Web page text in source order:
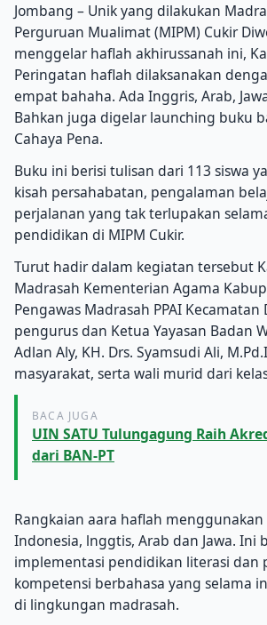
Jombang – Unik yang dilakukan
Perguruan Mualimat (MIPM) Cukir
menggelar haflah akhirussanah ini,
Peringatan haflah dilaksanakan
empat bahaha. Ada Inggris, Arab,
Bahkan juga digelar launching buku
Cahaya Pena.
Buku ini berisi tulisan dari 113 siswa
kisah persahabatan, pengalaman
perjalanan yang tak terlupakan
pendidikan di MIPM Cukir.
Turut hadir dalam kegiatan tersebut
Madrasah Kementerian Agama
Pengawas Madrasah PPAI Kecamatan
pengurus dan Ketua Yayasan Badan
Adlan Aly, KH. Drs. Syamsudi Ali,
masyarakat, serta wali murid dari
BACA JUGA
UIN SATU Tulungagung Raih
dari BAN-PT
Rangkaian aara haflah
Indonesia, lnggtis, Arab dan Jawa. Ini
implementasi pendidikan literasi dan
kompetensi berbahasa yang selama
di lingkungan madrasah.